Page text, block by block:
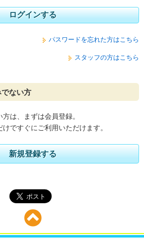
ログインする
パスワードを忘れた方はこちら
スタッフの方はこちら
ない方
は、まずは会員登録。
ですぐにご利用いただけます。
新規登録する